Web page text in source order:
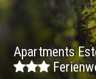
Apartments